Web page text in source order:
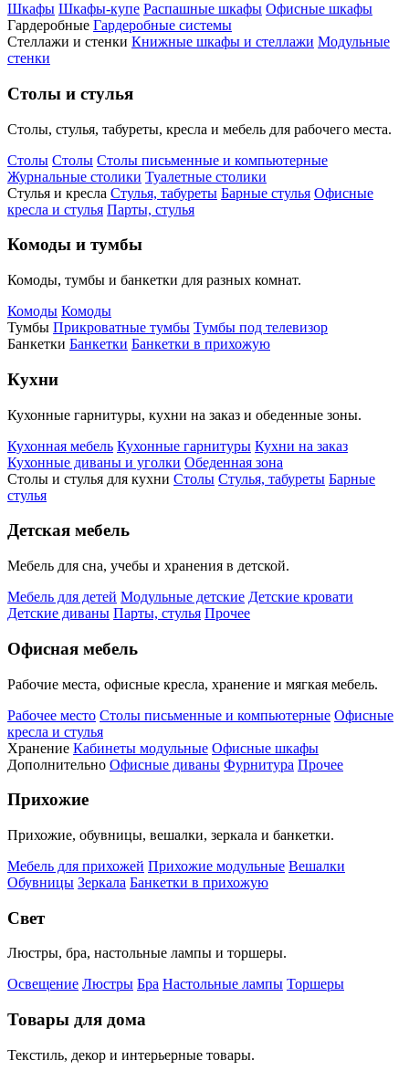
Шкафы Шкафы-купе Распашные шкафы Офисные шкафы
Гардеробные Гардеробные системы
Стеллажи и стенки Книжные шкафы и стеллажи Модульные
стенки
Столы и стулья
Столы, стулья, табуреты, кресла и мебель для рабочего места.
Столы Столы Столы письменные и компьютерные
Журнальные столики Туалетные столики
Стулья и кресла Стулья, табуреты Барные стулья Офисные
кресла и стулья Парты, стулья
Комоды и тумбы
Комоды, тумбы и банкетки для разных комнат.
Комоды Комоды
Тумбы Прикроватные тумбы Тумбы под телевизор
Банкетки Банкетки Банкетки в прихожую
Кухни
Кухонные гарнитуры, кухни на заказ и обеденные зоны.
Кухонная мебель Кухонные гарнитуры Кухни на заказ
Кухонные диваны и уголки Обеденная зона
Столы и стулья для кухни Столы Стулья, табуреты Барные
стулья
Детская мебель
Мебель для сна, учебы и хранения в детской.
Мебель для детей Модульные детские Детские кровати
Детские диваны Парты, стулья Прочее
Офисная мебель
Рабочие места, офисные кресла, хранение и мягкая мебель.
Рабочее место Столы письменные и компьютерные Офисные
кресла и стулья
Хранение Кабинеты модульные Офисные шкафы
Дополнительно Офисные диваны Фурнитура Прочее
Прихожие
Прихожие, обувницы, вешалки, зеркала и банкетки.
Мебель для прихожей Прихожие модульные Вешалки
Обувницы Зеркала Банкетки в прихожую
Свет
Люстры, бра, настольные лампы и торшеры.
Освещение Люстры Бра Настольные лампы Торшеры
Товары для дома
Текстиль, декор и интерьерные товары.